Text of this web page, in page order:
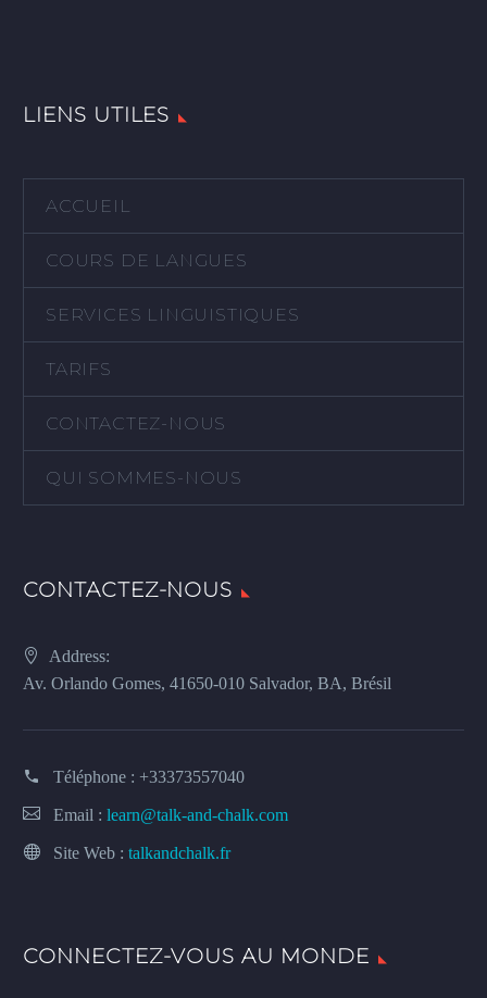
LIENS UTILES
ACCUEIL
COURS DE LANGUES
SERVICES LINGUISTIQUES
TARIFS
CONTACTEZ-NOUS
QUI SOMMES-NOUS
CONTACTEZ-NOUS
Address:
Av. Orlando Gomes, 41650-010 Salvador, BA, Brésil
Téléphone : +33373557040
Email : learn@talk-and-chalk.com
Site Web : talkandchalk.fr
CONNECTEZ-VOUS AU MONDE